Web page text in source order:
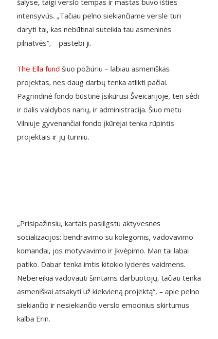
šalyse, taigi verslo tempas ir mastas buvo išties
intensyvūs. „Tačiau pelno siekiančiame versle turi
daryti tai, kas nebūtinai suteikia tau asmeninės
pilnatvės“, – pastebi ji.
The Ella fund šiuo požiūriu – labiau asmeniškas
projektas, nes daug darbų tenka atlikti pačiai.
Pagrindinė fondo būstinė įsikūrusi Šveicarijoje, ten sėdi
ir dalis valdybos narių, ir administracija. Šiuo metu
Vilniuje gyvenančiai fondo įkūrėjai tenka rūpintis
projektais ir jų turiniu.
„Prisipažinsiu, kartais pasiilgstu aktyvesnės
socializacijos: bendravimo su kolegomis, vadovavimo
komandai, jos motyvavimo ir įkvėpimo. Man tai labai
patiko. Dabar tenka imtis kitokio lyderės vaidmens.
Nebereikia vadovauti šimtams darbuotojų, tačiau tenka
asmeniškai atsakyti už kiekvieną projektą“, – apie pelno
siekiančio ir nesiekiančio verslo emocinius skirtumus
kalba Erin.